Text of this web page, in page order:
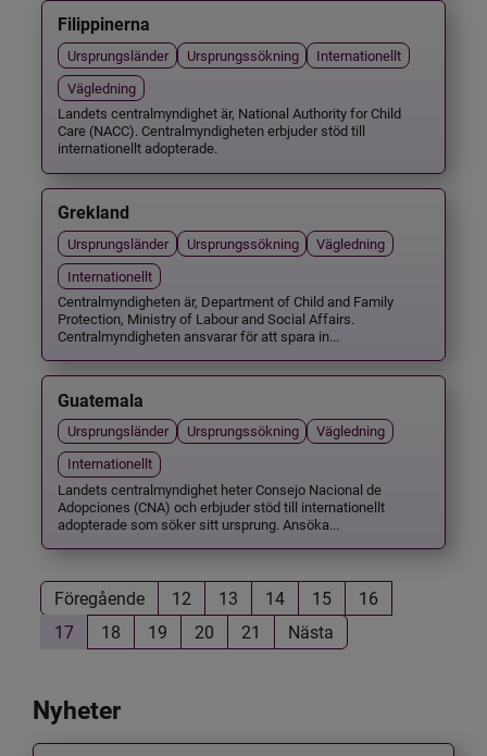
Filippinerna
Ursprungsländer Ursprungssökning
Internationellt
Vägledning
Landets centralmyndighet är, National Authority for Child
Care (NACC). Centralmyndigheten erbjuder stöd till
internationellt adopterade.
Grekland
Ursprungsländer Ursprungssökning
Vägledning
Internationellt
Centralmyndigheten är, Department of Child and Family
Protection, Ministry of Labour and Social Affairs.
Centralmyndigheten ansvarar för att spara in...
Guatemala
Ursprungsländer Ursprungssökning
Vägledning
Internationellt
Landets centralmyndighet heter Consejo Nacional de
Adopciones (CNA) och erbjuder stöd till internationellt
adopterade som söker sitt ursprung. Ansöka...
Föregående 12 13 14 15
16
17
18 19 20 21 Nästa
Nyheter